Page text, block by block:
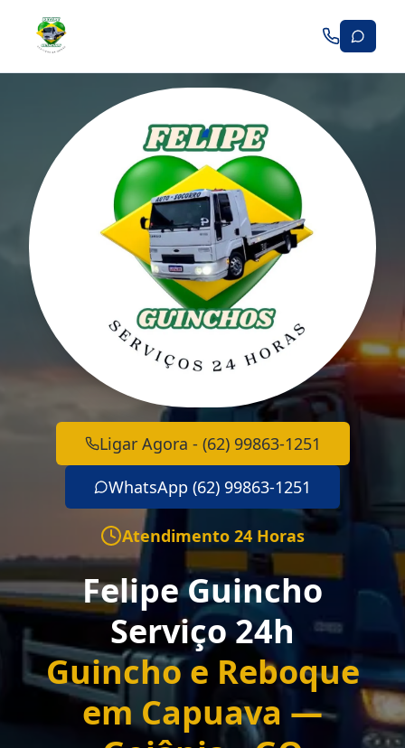
Ligar Agora - (62) 99863-1251
WhatsApp (62) 99863-1251
Atendimento 24 Horas
Felipe Guincho
Serviço 24h
Guincho e Reboque
em Capuava —